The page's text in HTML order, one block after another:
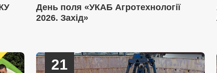
День поля «УКАБ Агротехнології
2026. Захід»
21